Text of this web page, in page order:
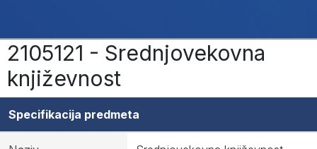
2105121 - Srednjovekovna
književnost
Specifikacija predmeta